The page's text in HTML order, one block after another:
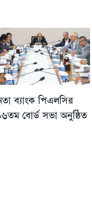
ব্যাংক পিএলসির
বোর্ড সভা অনুষ্ঠিত